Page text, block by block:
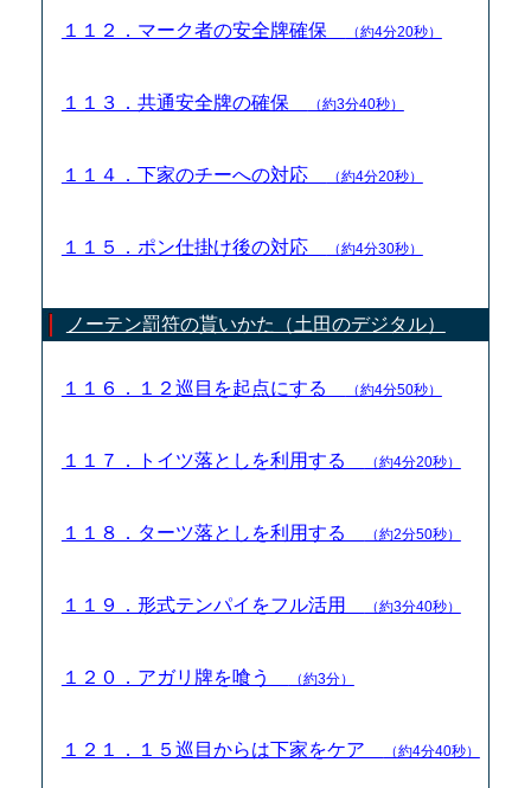
１１２．マーク者の安全牌確保 （約4分20秒）
１１３．共通安全牌の確保 （約3分40秒）
１１４．下家のチーへの対応 （約4分20秒）
１１５．ポン仕掛け後の対応 （約4分30秒）
ノーテン罰符の貰いかた（土田のデジタル）
１１６．１２巡目を起点にする （約4分50秒）
１１７．トイツ落としを利用する （約4分20秒）
１１８．ターツ落としを利用する （約2分50秒）
１１９．形式テンパイをフル活用 （約3分40秒）
１２０．アガリ牌を喰う （約3分）
１２１．１５巡目からは下家をケア （約4分40秒）